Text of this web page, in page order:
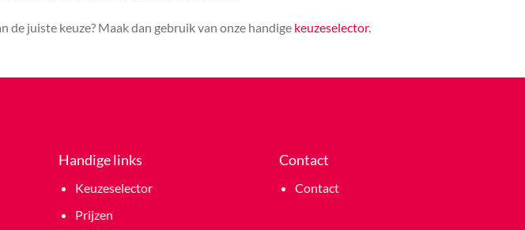
juiste keuze? Maak dan gebruik van onze handige keuzeselector.
Handige links
Keuzeselector
Prijzen
Contact
Contact